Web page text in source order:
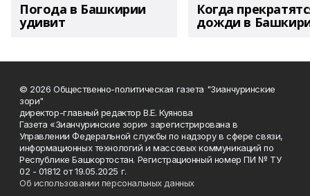
Погода в Башкирии
удивит
Когда
дожди в
© 2026 Общественно-политическая газета "Зианчуринские
зори"
директор-главный редактор В.Е. Куянова
Газета «Зианчуринские зори» зарегистрирована в
Управлении Федеральной службы по надзору в сфере связи,
информационных технологий и массовых коммуникаций по
Республике Башкортостан. Регистрационный номер ПИ № ТУ
02 - 01812 от 19.05.2025 г.
Об использовании персональных данных